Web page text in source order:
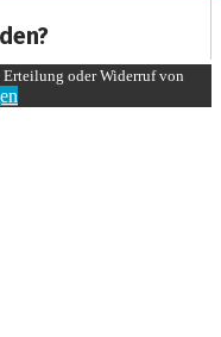
oder Widerruf von